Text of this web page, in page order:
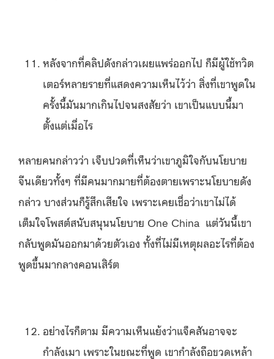
หลังจากที่คลิปดังกล่าวเผยแพร่ออกไป ก็มีผู้ใช้ทวิต
เตอร์หลายรายที่แสดงความเห็นไว้ว่า สิ่งที่เขาพูดใน
ครั้งนี้มันมากเกินไปจนสงสัยว่า เขาเป็นแบบนี้มา
ตั้งแต่เมื่อไร
หลายคนกล่าวว่า เจ็บปวดที่เห็นว่าเขาภูมิใจกับนโยบาย
จีนเดียวทั้งๆ ที่มีคนมากมายที่ต้องตายเพราะนโยบายดัง
กล่าว บางส่วนก็รู้สึกเสียใจ เพราะเคยเชื่อว่าเขาไม่ได้
เต็มใจโพสต์สนับสนุนนโยบาย One China แต่วันนี้เขา
กลับพูดมันออกมาด้วยตัวเอง ทั้งที่ไม่มีเหตุผลอะไรที่ต้อง
พูดขึ้นมากลางคอนเสิร์ต
อย่างไรก็ตาม มีความเห็นแย้งว่าแจ็คสันอาจจะ
กำลังเมา เพราะในขณะที่พูด เขากำลังถือขวดเหล้า